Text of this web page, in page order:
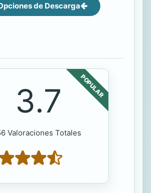
de Descarga
POPULAR
3.7
Valoraciones Totales